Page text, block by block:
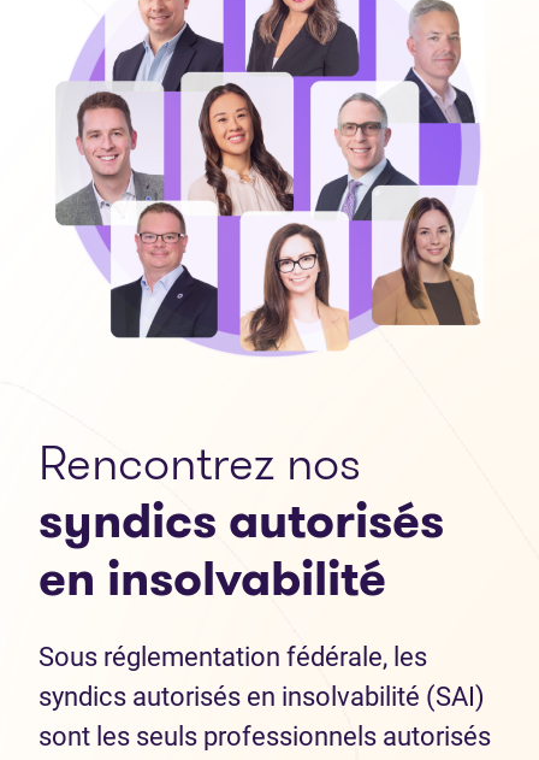
Rencontrez nos
syndics autorisés
en insolvabilité
Sous réglementation fédérale, les
syndics autorisés en insolvabilité (SAI)
sont les seuls professionnels autorisés